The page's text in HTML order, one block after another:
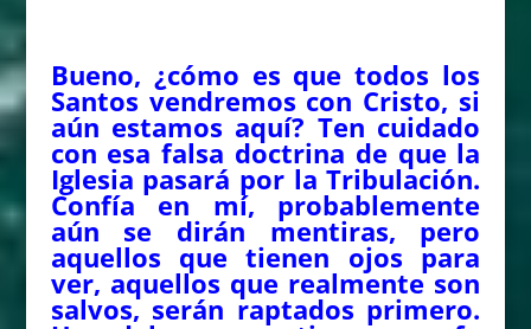
Bueno, ¿cómo es que todos los
Santos vendremos con Cristo, si
aún estamos aquí? Ten cuidado
con esa falsa doctrina de que la
Iglesia pasará por la Tribulación.
Confía en mí, probablemente
aún se dirán mentiras, pero
aquellos que tienen ojos para
ver, aquellos que realmente son
salvos, serán raptados primero.